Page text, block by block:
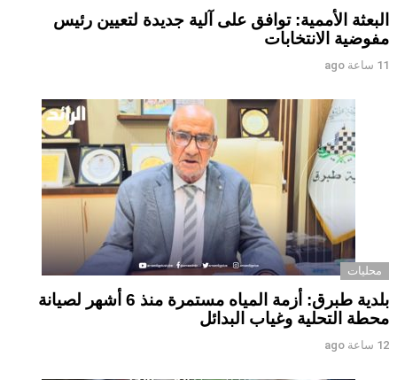
البعثة الأممية: توافق على آلية جديدة لتعيين رئيس
مفوضية الانتخابات
11 ساعة ago
محليات
بلدية طبرق: أزمة المياه مستمرة منذ 6 أشهر لصيانة
محطة التحلية وغياب البدائل ‏ ‏
12 ساعة ago